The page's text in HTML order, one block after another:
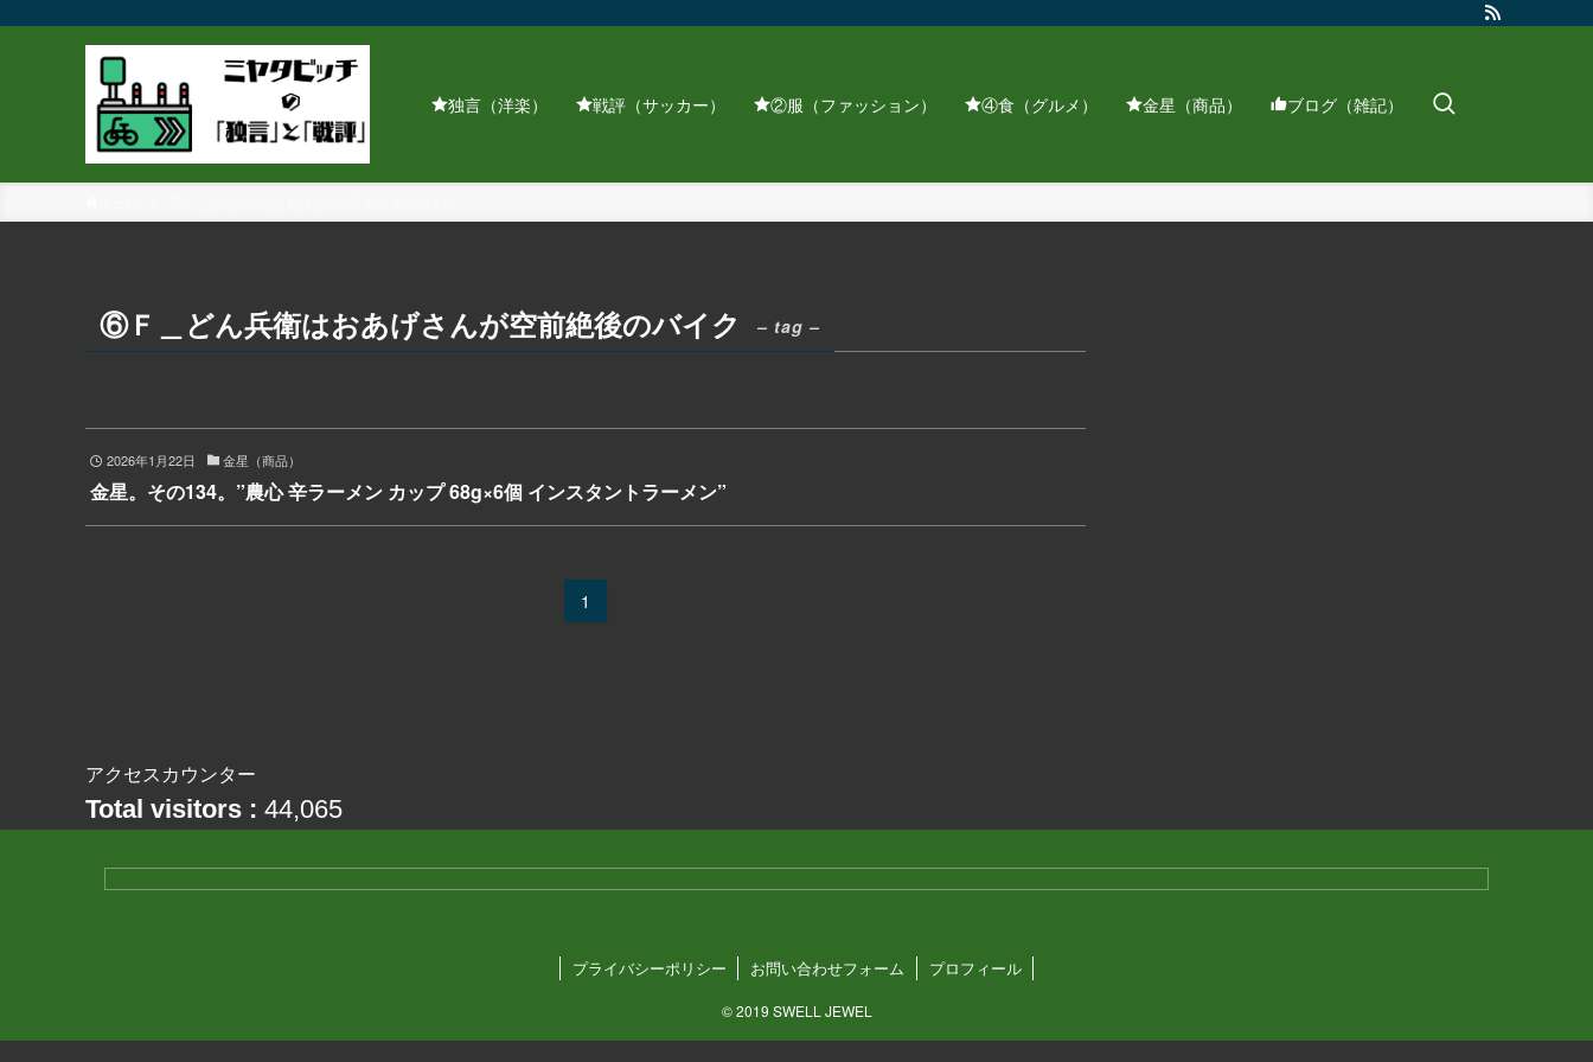
独言（洋楽） 戦評（サッカー） ②服（ファッション） ④食（グルメ） 金星（商品） ブログ（雑記）
⑥Ｆ＿どん兵衛はおあげさんが空前絶後のバイク – tag –
2026年1月22日 金星（商品）
金星。その134。”農心 辛ラーメン カップ 68g×6個 インスタントラーメン”
1
アクセスカウンター
Total visitors : 44,065
プライバシーポリシー お問い合わせフォーム プロフィール
©2019 SWELL JEWEL